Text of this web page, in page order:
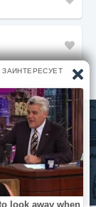
вопросам